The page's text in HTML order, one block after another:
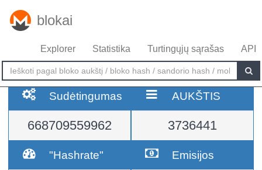
blokai
Explorer Statistika Turtingųjų sąrašas API
Sudėtingumas
668709559962
AUKŠTIS
3736441
"Hashrate" Emisijos